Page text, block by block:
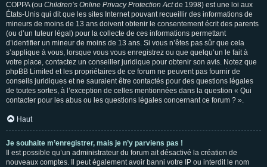
COPPA (ou Children’s Online Privacy Protection Actde 1998) est une loi aux
États-Unis qui dit que les sites Internet pouvant recueillir des informations de
mineurs de moins de 13 ans doivent obtenir le consentement écrit des parents
(ou d’un tuteur légal) pour la collecte de ces informations permettant
d’identifier un mineur de moins de 13 ans. Si vous n’êtes pas sûr que cela
s’applique à vous, lorsque vous vous enregistrez ou que quelqu’un le fait à
votre place, contactez un conseiller juridique pour obtenir son avis. Notez que
phpBB Limited et les propriétaires de ce forum ne peuvent pas fournir de
conseils juridiques et ne sauraient être contactés pour des questions légales
de toutes sortes, à l’exception de celles mentionnées dans la question « Qui
contacter pour les abus ou les questions légales concernant ce forum ? ».
Haut
Je souhaite m’enregistrer, mais je n’y parviens pas !
Il est possible qu’un administrateur du forum ait désactivé la création de
nouveaux comptes. Il peut également avoir banni votre IP ou interdit le nom